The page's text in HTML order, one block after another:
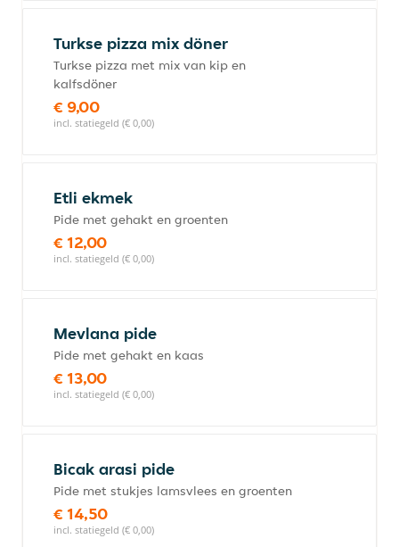
Turkse pizza mix döner
Turkse pizza met mix van kip en
kalfsdöner
€ 9,00
incl. statiegeld (€ 0,00)
Etli ekmek
Pide met gehakt en groenten
€ 12,00
incl. statiegeld (€ 0,00)
Mevlana pide
Pide met gehakt en kaas
€ 13,00
incl. statiegeld (€ 0,00)
Bicak arasi pide
Pide met stukjes lamsvlees en groenten
€ 14,50
incl. statiegeld (€ 0,00)